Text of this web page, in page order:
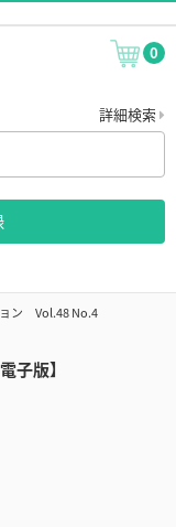
0
詳細検索
ン Vol.48 No.4
版】